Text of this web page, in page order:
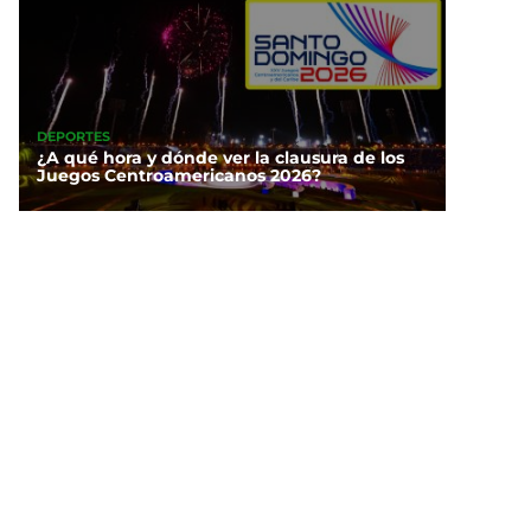
DEPORTES
¿A qué hora y dónde ver la clausura de los
Juegos Centroamericanos 2026?